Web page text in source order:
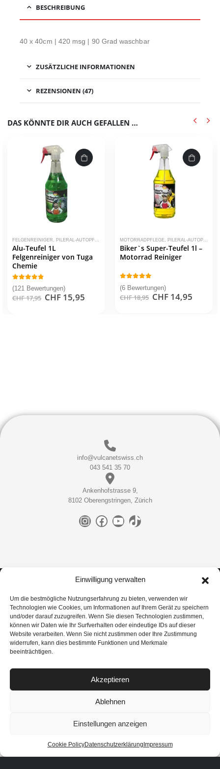
Einwilligung verwalten
Um die bestmögliche Nutzungserfahrung zu bieten, verwenden wir
Technologien wie Cookies, um Informationen auf Ihrem Gerät zu speichern
und/oder darauf zuzugreifen. Wenn Sie diesen Technologien zustimmen,
können wir Daten wie Ihr Surfverhalten oder eindeutige IDs auf dieser
Website verarbeiten. Wenn Sie nicht zustimmen oder Ihre Zustimmung
widerrufen, kann dies bestimmte Funktionen und Merkmale
beeinträchtigen.
Akzeptieren
Ablehnen
Einstellungen anzeigen
Cookie PolicyDatenschutzerklärung Impressum
IN DEN WARENKORB
BESCHREIBUNG
40 x 40cm | 420 msg | 90 Grad waschbar
ZUSÄTZLICHE INFORMATIONEN
REZENSIONEN (47)
DAS KÖNNTE DIR AUCH GEFALLEN …
,REINIGUNGSTÜCHER-VULCANET
FELGENREINIGER , PILERAL-AUTOPFLEGEPRODUKTE ,TUGA CHEMIE
Alu-Teufel 1L
Felgenreiniger von Tuga
Chemie
4.75out of 5
(121 Bewertungen)
CHF17,95 Ursprünglicher
CHF15,95Aktueller
MOTORRADPFLEGE, PILERAL-AUTOPFLEGEPRODUKTE
Biker`s Super-Teufel 1l –
Motorrad Reiniger
(6 Bewertungen)
CHF18,95 Ursprünglicher
CHF14,95
info@vulcanetswiss.ch
043 541 35 70
Ankenhofstrasse 9,
8102 Oberengstringen, Zürich
Instagram Facebook YouTube TikTok
Gutschein erhalten / code promo
Rückgabe|Impressum